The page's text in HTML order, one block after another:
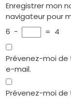
Enregistrer mon
navigateur pour
6 − = 4
Prévenez-moi
e-mail.
Prévenez-moi de